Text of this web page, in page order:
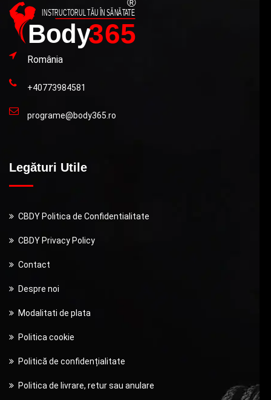
România
+40773984581
programe@body365.ro
Legături Utile
CBDY Politica de Confidentialitate
CBDY Privacy Policy
Contact
Despre noi
Modalitati de plata
Politica cookie
Politică de confidențialitate
Politica de livrare, retur sau anulare